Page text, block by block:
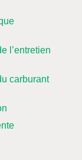
l’entretien
carburant